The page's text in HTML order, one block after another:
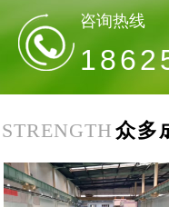
咨询热线
STRENGTH 众多
郑
州
思
念
食
品
环
氧
自
平